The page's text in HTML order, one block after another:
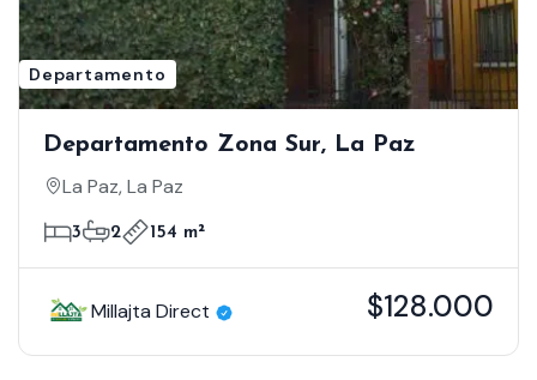
Departamento
Departamento Zona Sur, La Paz
La Paz, La Paz
3 2 154 m²
Millajta Direct $128.000